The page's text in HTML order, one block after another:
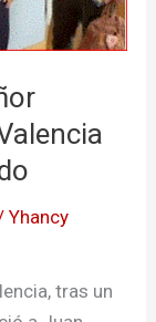
Yhancy
tras un